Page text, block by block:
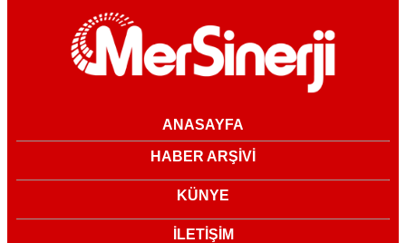
ANASAYFA
HABER ARŞİVİ
KÜNYE
İLETİŞİM